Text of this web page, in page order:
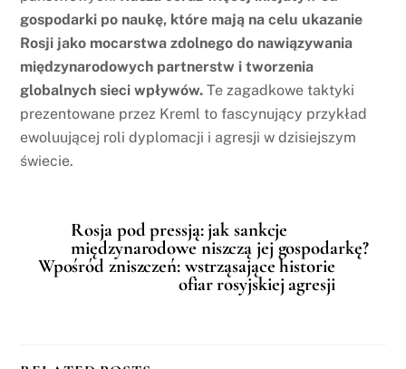
gospodarki po naukę, które mają na celu ukazanie
Rosji jako mocarstwa zdolnego do nawiązywania
międzynarodowych partnerstw i tworzenia
globalnych sieci wpływów.Te zagadkowe taktyki
prezentowane przez Kreml to fascynujący przykład
ewoluującej roli dyplomacji i agresji w dzisiejszym
świecie.
Rosja pod pressją: jak sankcje
międzynarodowe niszczą jej gospodarkę?
Wpośród zniszczeń: wstrząsające historie
ofiar rosyjskiej agresji